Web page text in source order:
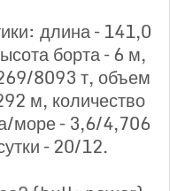
длина – 141,0
борта – 6 м,
8093 т, объем
м, количество
море – 3,6/4,706
– 20/12.